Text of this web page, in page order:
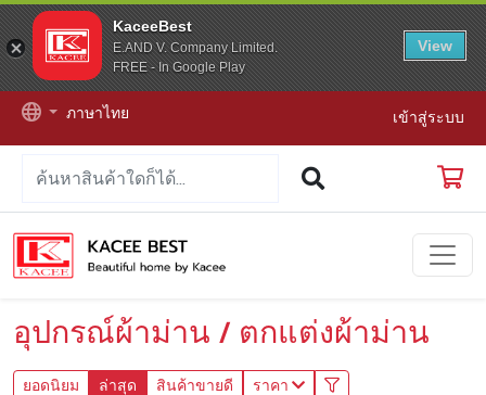
KaceeBest
E.AND V. Company Limited.
FREE - In Google Play
View
ภาษาไทย เข้าสู่ระบบ
อุปกรณ์ผ้าม่าน / ตกแต่งผ้าม่าน
ยอดนิยม ล่าสุด สินค้าขายดี ราคา